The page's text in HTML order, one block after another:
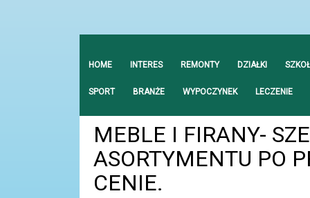
HOME INTERES REMONTY DZIAŁKI
SPORT BRANŻE WYPOCZYNEK LECZENIE
MEBLE I FIRANY-
ASORTYMENTU PO
CENIE.